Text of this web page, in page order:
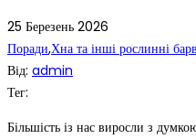
25 Березень 2026
Поради,Хна та інші рослинні
Від: admin
Тег:
Більшість із нас виросли з